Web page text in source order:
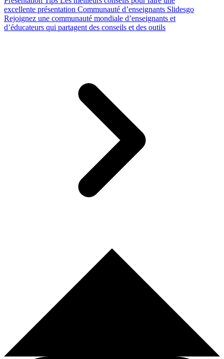
excellente présentation Communauté d’enseignants Slidesgo
Rejoignez une communauté mondiale d’enseignants et
d’éducateurs qui partagent des conseils et des outils